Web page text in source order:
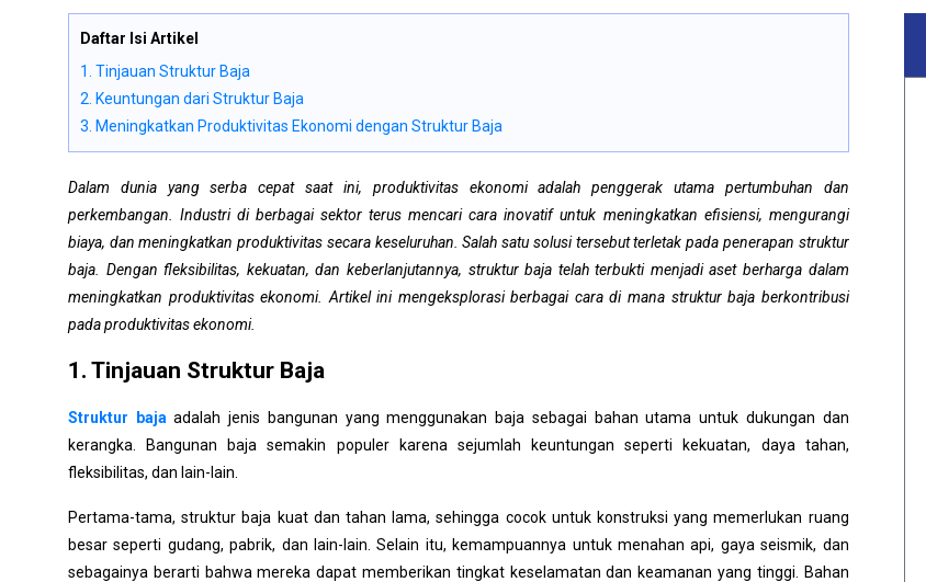
Daftar Isi Artikel
1. Tinjauan Struktur Baja
2. Keuntungan dari Struktur Baja
3. Meningkatkan Produktivitas Ekonomi dengan Struktur Baja
Dalam dunia yang serba cepat saat ini, produktivitas ekonomi adalah penggerak utama pertumbuhan dan
perkembangan. Industri di berbagai sektor terus mencari cara inovatif untuk meningkatkan efisiensi, mengurangi
biaya, dan meningkatkan produktivitas secara keseluruhan. Salah satu solusi tersebut terletak pada penerapan struktur
baja. Dengan fleksibilitas, kekuatan, dan keberlanjutannya, struktur baja telah terbukti menjadi aset berharga dalam
meningkatkan produktivitas ekonomi. Artikel ini mengeksplorasi berbagai cara di mana struktur baja berkontribusi
pada produktivitas ekonomi.
1. Tinjauan Struktur Baja
Struktur baja adalah jenis bangunan yang menggunakan baja sebagai bahan utama untuk dukungan dan
kerangka. Bangunan baja semakin populer karena sejumlah keuntungan seperti kekuatan, daya tahan,
fleksibilitas, dan lain-lain.
Pertama-tama, struktur baja kuat dan tahan lama, sehingga cocok untuk konstruksi yang memerlukan ruang
besar seperti gudang, pabrik, dan lain-lain. Selain itu, kemampuannya untuk menahan api, gaya seismik, dan
sebagainya berarti bahwa mereka dapat memberikan tingkat keselamatan dan keamanan yang tinggi. Bahan